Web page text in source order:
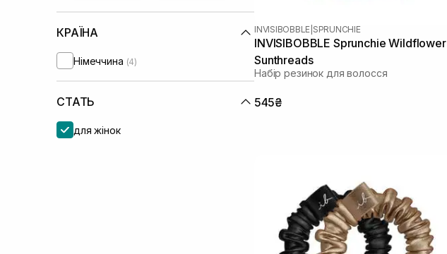
КРАЇНА
Німеччина (4)
СТАТЬ
для жінок
INVISIBOBBLE SPRUNCHIE
INVISIBOBBLE Sprunchie Wildflower
Sunthreads
Набір резинок для волосся
545₴